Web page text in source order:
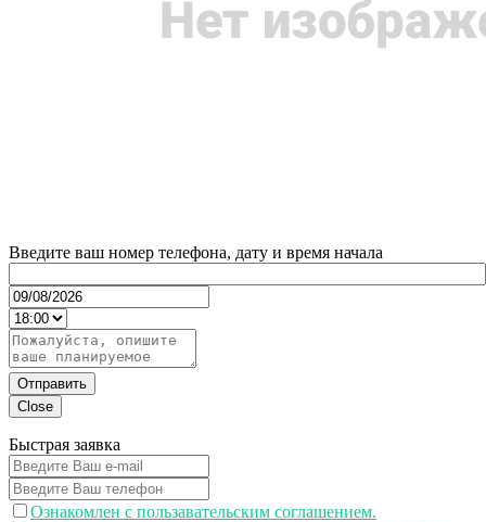
Введите ваш номер телефона, дату и время начала
Отправить
Close
Быстрая заявка
Ознакомлен с пользавательским соглашением.